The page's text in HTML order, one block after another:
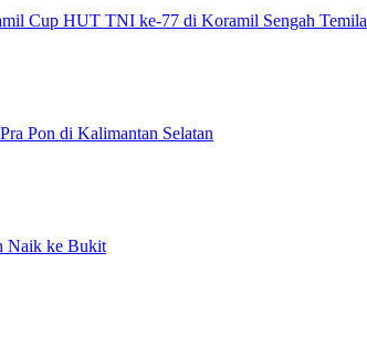
Cup HUT TNI ke-77 di Koramil Sengah Temila
Pon di Kalimantan Selatan
Naik ke Bukit